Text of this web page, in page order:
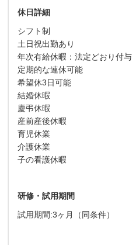
休日詳細
シフト制
土日祝出勤あり
年次有給休暇：法定どおり付与
定期的な連休可能
希望休3日可能
結婚休暇
慶弔休暇
産前産後休暇
育児休業
介護休業
子の看護休暇
研修・試用期間
試用期間:3ヶ月（同条件）